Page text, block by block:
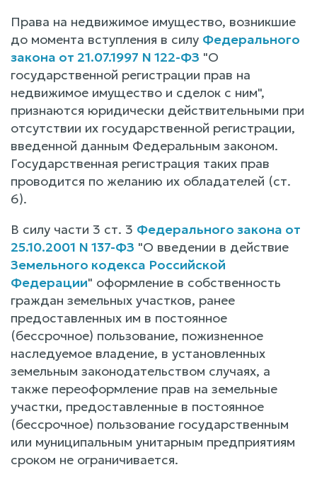
Права на недвижимое имущество, возникшие
до момента вступления в силу Федерального
закона от 21.07.1997 N 122-ФЗ "О
государственной регистрации прав на
недвижимое имущество и сделок с ним",
признаются юридически действительными при
отсутствии их государственной регистрации,
введенной данным Федеральным законом.
Государственная регистрация таких прав
проводится по желанию их обладателей (ст.
6).
В силу части 3 ст. 3 Федерального закона от
25.10.2001 N 137-ФЗ "О введении в действие
Земельного кодекса Российской
Федерации" оформление в собственность
граждан земельных участков, ранее
предоставленных им в постоянное
(бессрочное) пользование, пожизненное
наследуемое владение, в установленных
земельным законодательством случаях, а
также переоформление прав на земельные
участки, предоставленные в постоянное
(бессрочное) пользование государственным
или муниципальным унитарным предприятиям
сроком не ограничивается.